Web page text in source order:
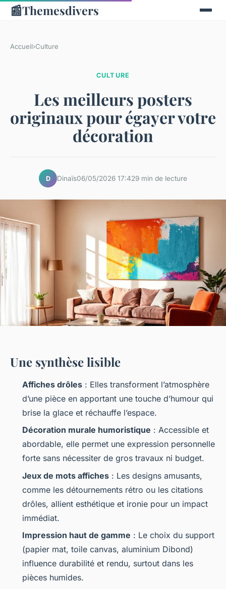
📰Themesdivers
Accueil›Culture
CULTURE
Les meilleurs posters
originaux pour égayer votre
décoration
D Dinaïs06/05/2026 17:429 min de lecture
Une synthèse lisible
Affiches drôles : Elles transforment l’atmosphère
d’une pièce en apportant une touche d’humour qui
brise la glace et réchauffe l’espace.
Décoration murale humoristique : Accessible et
abordable, elle permet une expression personnelle
forte sans nécessiter de gros travaux ni budget.
Jeux de mots affiches : Les designs amusants,
comme les détournements rétro ou les citations
drôles, allient esthétique et ironie pour un impact
immédiat.
Impression haut de gamme : Le choix du support
(papier mat, toile canvas, aluminium Dibond)
influence durabilité et rendu, surtout dans les
pièces humides.